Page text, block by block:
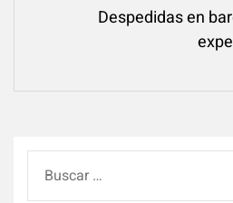
entradasDespedidas en